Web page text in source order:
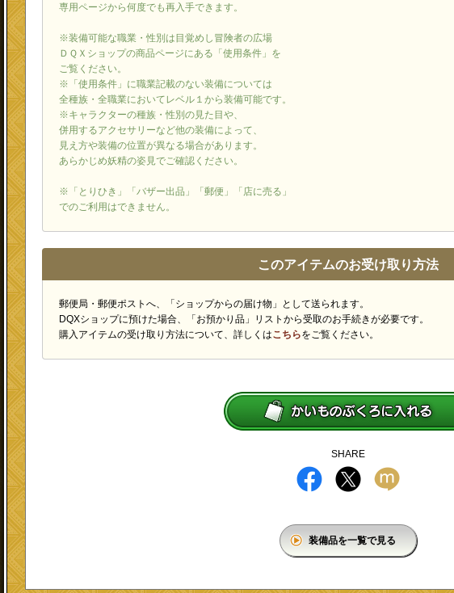
専用ページから何度でも再入手できます。
※装備可能な職業・性別は目覚めし冒険者の広場
ＤＱＸショップの商品ページにある「使用条件」を
ご覧ください。
※「使用条件」に職業記載のない装備については
全種族・全職業においてレベル１から装備可能です。
※キャラクターの種族・性別の見た目や、
併用するアクセサリーなど他の装備によって、
見え方や装備の位置が異なる場合があります。
あらかじめ妖精の姿見でご確認ください。
※「とりひき」「バザー出品」「郵便」「店に売る」
でのご利用はできません。
このアイテムのお受け取り方法
郵便局・郵便ポストへ、「ショップからの届け物」として送られます。
DQXショップに預けた場合、「お預かり品」リストから受取のお手続きが必要です。
購入アイテムの受け取り方法について、詳しくはこちらをご覧ください。
SHARE
装備品を一覧で見る